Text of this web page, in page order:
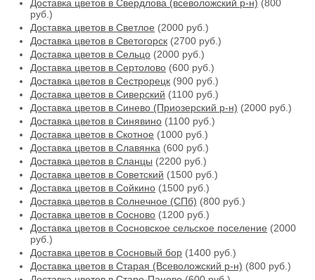
Доставка цветов в Свердлова (всеволожский р-н) (800
руб.)
Доставка цветов в Светлое (2000 руб.)
Доставка цветов в Светогорск (2700 руб.)
Доставка цветов в Сельцо (2000 руб.)
Доставка цветов в Сертолово (600 руб.)
Доставка цветов в Сестрорецк (900 руб.)
Доставка цветов в Сиверский (1100 руб.)
Доставка цветов в Синево (Приозерский р-н) (2000 руб.)
Доставка цветов в Синявино (1100 руб.)
Доставка цветов в Скотное (1000 руб.)
Доставка цветов в Славянка (600 руб.)
Доставка цветов в Сланцы (2200 руб.)
Доставка цветов в Советский (1500 руб.)
Доставка цветов в Сойкино (1500 руб.)
Доставка цветов в Солнечное (СПб) (800 руб.)
Доставка цветов в Сосново (1200 руб.)
Доставка цветов в Сосновское сельское поселение (2000
руб.)
Доставка цветов в Сосновый бор (1400 руб.)
Доставка цветов в Старая (Всеволожский р-н) (800 руб.)